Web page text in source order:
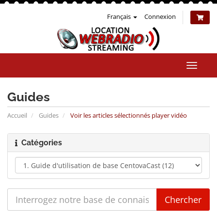
Français Connexion
la
Guides
Accueil Guides Voir les articles sélectionnés player vidéo
Catégories